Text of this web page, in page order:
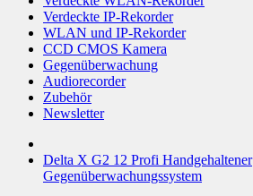
Verdeckte IP-Rekorder
WLAN und IP-Rekorder
CCD CMOS Kamera
Gegenüberwachung
Audiorecorder
Zubehör
Newsletter
Delta X G2 12 Profi Handgehaltener
Gegenüberwachungssystem